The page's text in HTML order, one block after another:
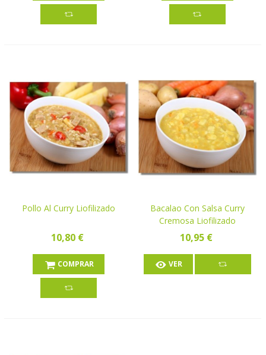
Pollo Al Curry Liofilizado
10,80 €
COMPRAR
Bacalao Con Salsa Curry
Cremosa Liofilizado
10,95 €
VER